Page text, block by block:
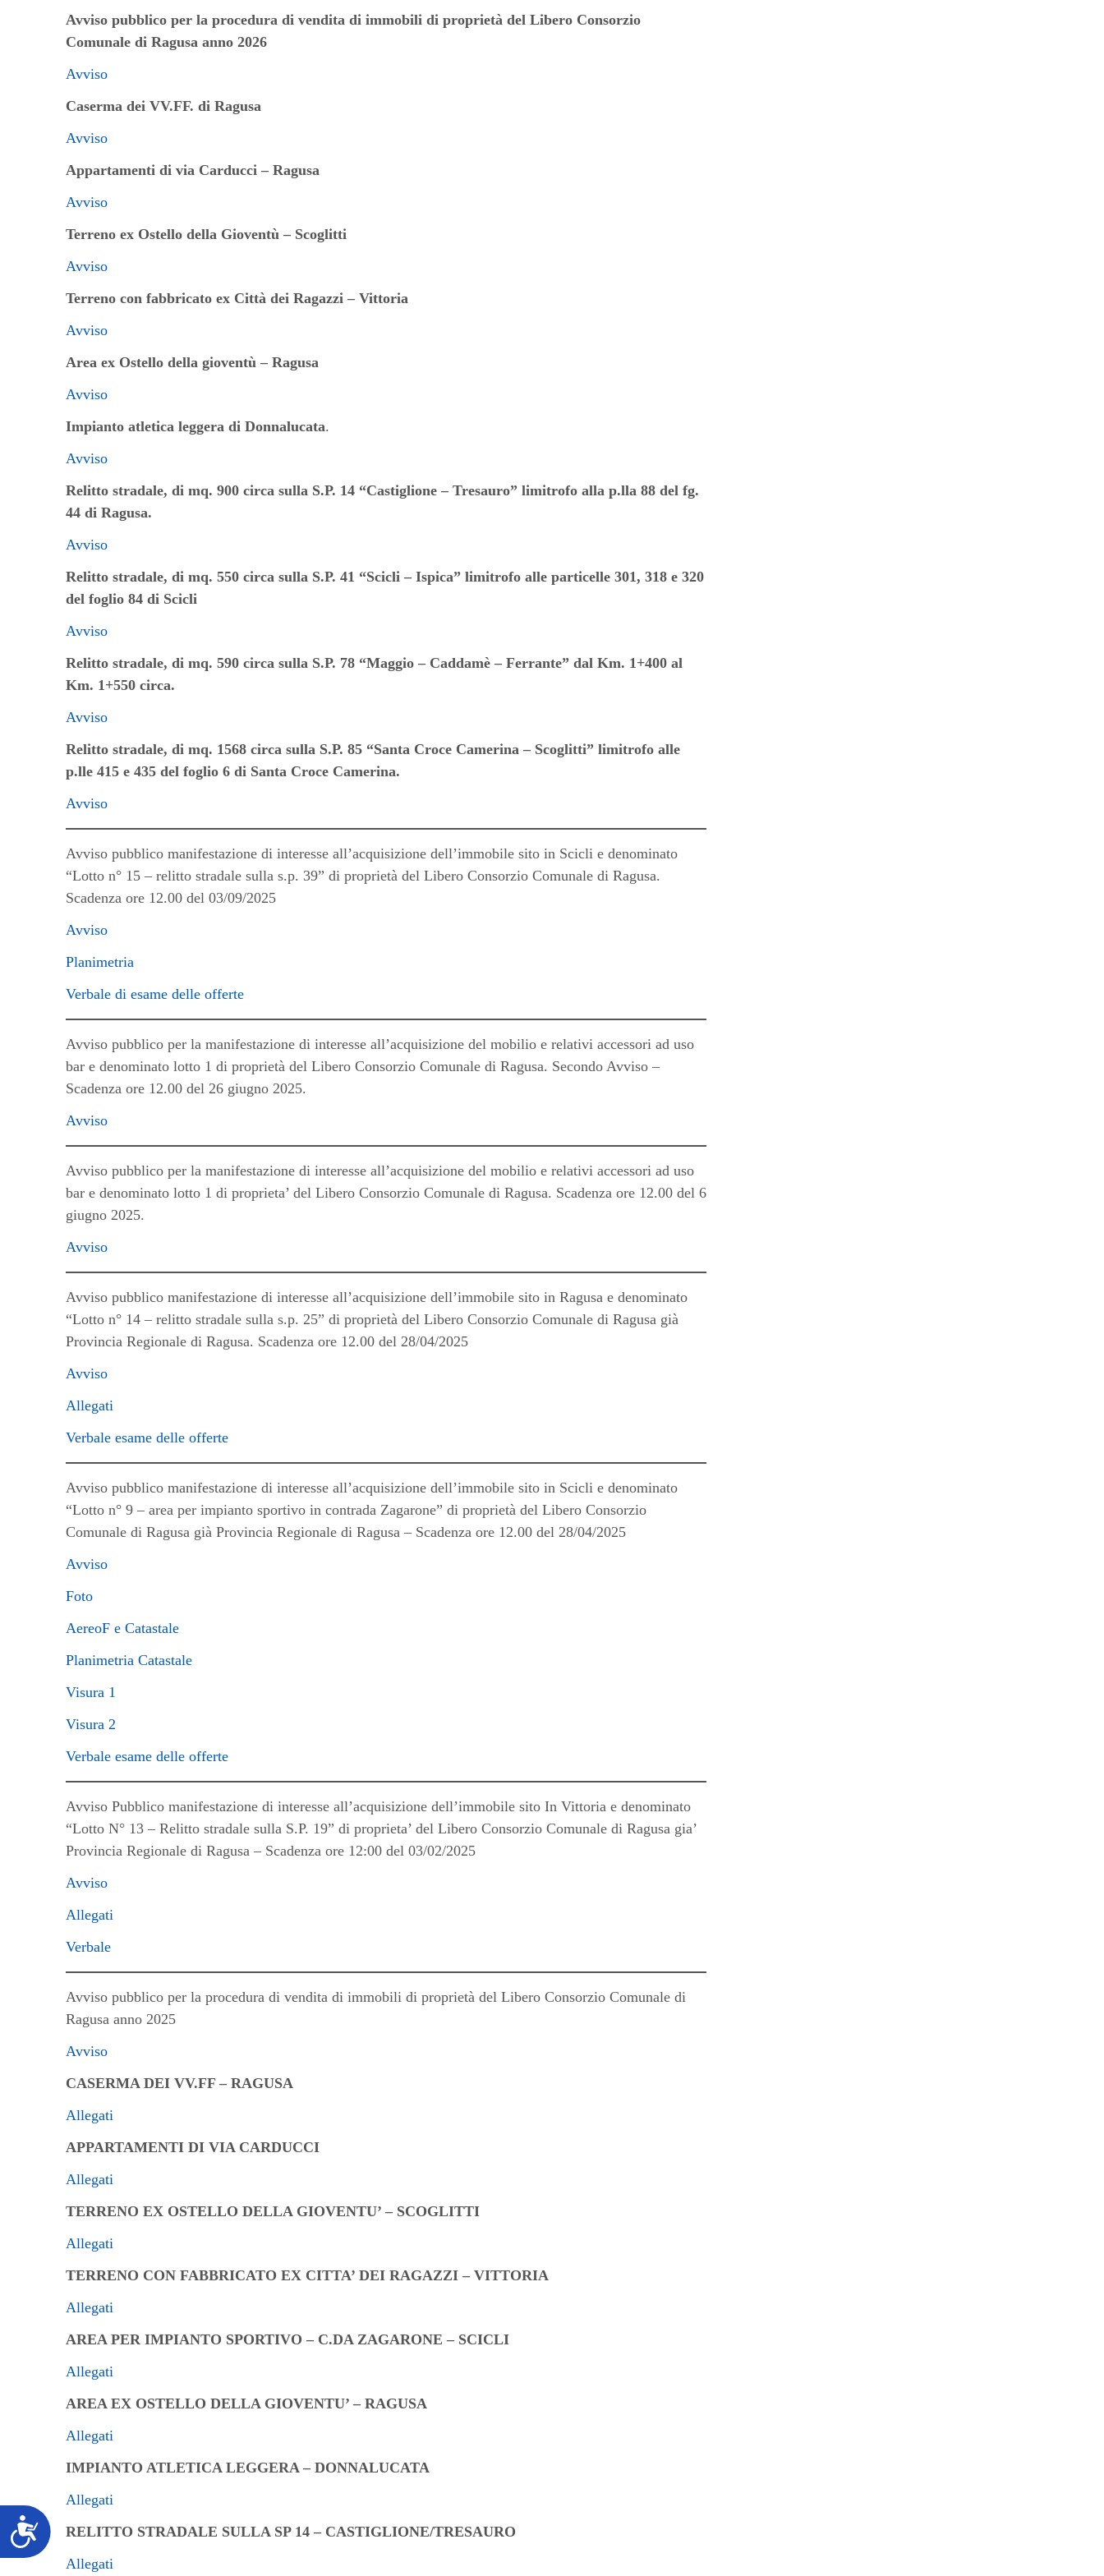
Accessibilità
Avviso pubblico per la procedura di vendita di immobili di proprietà del Libero Consorzio
Comunale di Ragusa anno 2026
Avviso
Caserma dei VV.FF. di Ragusa
Avviso
Appartamenti di via Carducci – Ragusa
Avviso
Terreno ex Ostello della Gioventù – Scoglitti
Avviso
Terreno con fabbricato ex Città dei Ragazzi – Vittoria
Avviso
Area ex Ostello della gioventù – Ragusa
Avviso
Impianto atletica leggera di Donnalucata.
Avviso
Relitto stradale, di mq. 900 circa sulla S.P. 14 “Castiglione – Tresauro” limitrofo alla p.lla 88 del fg.
44 di Ragusa.
Avviso
Relitto stradale, di mq. 550 circa sulla S.P. 41 “Scicli – Ispica” limitrofo alle particelle 301, 318 e 320
del foglio 84 di Scicli
Avviso
Relitto stradale, di mq. 590 circa sulla S.P. 78 “Maggio – Caddamè – Ferrante” dal Km. 1+400 al
Km. 1+550 circa.
Avviso
Relitto stradale, di mq. 1568 circa sulla S.P. 85 “Santa Croce Camerina – Scoglitti” limitrofo alle
p.lle 415 e 435 del foglio 6 di Santa Croce Camerina.
Avviso
Avviso pubblico manifestazione di interesse all’acquisizione dell’immobile sito in Scicli e denominato
“Lotto n° 15 – relitto stradale sulla s.p. 39” di proprietà del Libero Consorzio Comunale di Ragusa.
Scadenza ore 12.00 del 03/09/2025
Avviso
Planimetria
Verbale di esame delle offerte
Avviso pubblico per la manifestazione di interesse all’acquisizione del mobilio e relativi accessori ad uso
bar e denominato lotto 1 di proprietà del Libero Consorzio Comunale di Ragusa. Secondo Avviso –
Scadenza ore 12.00 del 26 giugno 2025.
Avviso
Avviso pubblico per la manifestazione di interesse all’acquisizione del mobilio e relativi accessori ad uso
bar e denominato lotto 1 di proprieta’ del Libero Consorzio Comunale di Ragusa. Scadenza ore 12.00 del 6
giugno 2025.
Avviso
Avviso pubblico manifestazione di interesse all’acquisizione dell’immobile sito in Ragusa e denominato
“Lotto n° 14 – relitto stradale sulla s.p. 25” di proprietà del Libero Consorzio Comunale di Ragusa già
Provincia Regionale di Ragusa. Scadenza ore 12.00 del 28/04/2025
Avviso
Allegati
Verbale esame delle offerte
Avviso pubblico manifestazione di interesse all’acquisizione dell’immobile sito in Scicli e denominato
“Lotto n° 9 – area per impianto sportivo in contrada Zagarone” di proprietà del Libero Consorzio
Comunale di Ragusa già Provincia Regionale di Ragusa – Scadenza ore 12.00 del 28/04/2025
Avviso
Foto
AereoF e Catastale
Planimetria Catastale
Visura 1
Visura 2
Verbale esame delle offerte
Avviso Pubblico manifestazione di interesse all’acquisizione dell’immobile sito In Vittoria e denominato
“Lotto N° 13 – Relitto stradale sulla S.P. 19” di proprieta’ del Libero Consorzio Comunale di Ragusa gia’
Provincia Regionale di Ragusa – Scadenza ore 12:00 del 03/02/2025
Avviso
Allegati
Verbale
Avviso pubblico per la procedura di vendita di immobili di proprietà del Libero Consorzio Comunale di
Ragusa anno 2025
Avviso
CASERMA DEI VV.FF – RAGUSA
Allegati
APPARTAMENTI DI VIA CARDUCCI
Allegati
TERRENO EX OSTELLO DELLA GIOVENTU’ – SCOGLITTI
Allegati
TERRENO CON FABBRICATO EX CITTA’ DEI RAGAZZI – VITTORIA
Allegati
AREA PER IMPIANTO SPORTIVO – C.DA ZAGARONE – SCICLI
Allegati
AREA EX OSTELLO DELLA GIOVENTU’ – RAGUSA
Allegati
IMPIANTO ATLETICA LEGGERA – DONNALUCATA
Allegati
RELITTO STRADALE SULLA SP 14 – CASTIGLIONE/TRESAURO
Allegati